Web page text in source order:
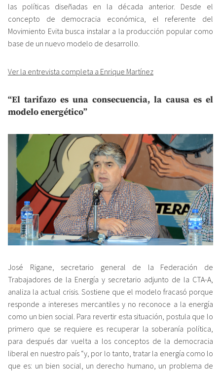
las políticas diseñadas en la década anterior. Desde el
concepto de democracia económica, el referente del
Movimiento Evita busca instalar a la producción popular como
base de un nuevo modelo de desarrollo.
Ver la entrevista completa a Enrique Martínez
“El tarifazo es una consecuencia, la causa es el
modelo energético”
José Rigane, secretario general de la Federación de
Trabajadores de la Energía y secretario adjunto de la CTA-A,
analiza la actual crisis. Sostiene que el modelo fracasó porque
responde a intereses mercantiles y no reconoce a la energía
como un bien social. Para revertir esta situación, postula que lo
primero que se requiere es recuperar la soberanía política,
para después dar vuelta a los conceptos de la democracia
liberal en nuestro país “y, por lo tanto, tratar la energía como lo
que es: un bien social, un derecho humano, un problema de